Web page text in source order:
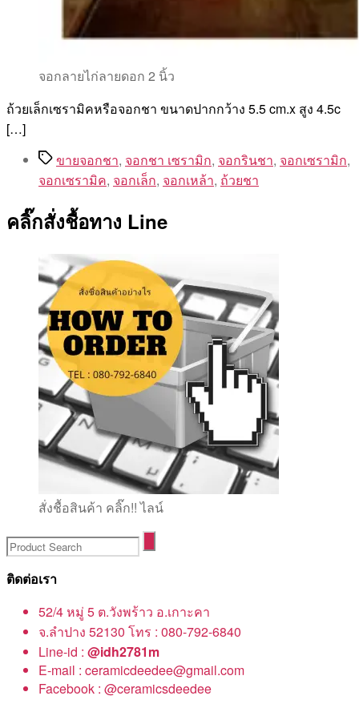
จอกลายไก่ลายดอก 2 นิ้ว
ถ้วยเล็กเซรามิคหรือจอกชา ขนาดปากกว้าง 5.5 cm.x สูง 4.5c
[…]
Tagsขายจอกชา, จอกชา เซรามิก, จอกรินชา, จอกเซรามิก,
จอกเซรามิค, จอกเล็ก, จอกเหล้า, ถ้วยชา
คลิ๊กสั่งชื้อทาง Line
สั่งชื้อสินค้า คลิ๊ก!! ไลน์
ติดต่อเรา
52/4 หมู่ 5 ต.วังพร้าว อ.เกาะคา
จ.ลำปาง 52130 โทร : 080-792-6840
Line-id : @idh2781m
E-mail : ceramicdeedee@gmail.com
Facebook : @ceramicsdeedee